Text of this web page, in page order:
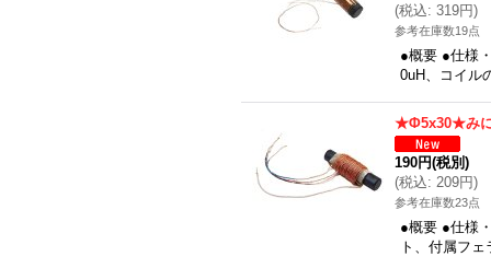
(税込: 319円)
参考在庫数19点
●概要 ●仕様
0uH、コイル
★Φ5x30★みに
190円(税別)
(税込: 209円)
参考在庫数23点
●概要 ●仕様
ト、付属フ